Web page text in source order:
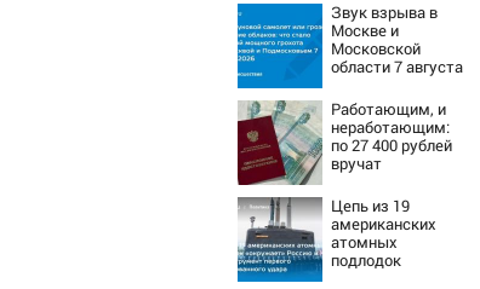
Звук взрыва в
Москве и
Московской
области 7 августа
Причины,
источник, откуда
был громкий
хлопок
Работающим, и
неработающим:
по 27 400 рублей
вручат
сентябре -
PrimaMedia.ru
Цепь из 19
американских
атомных
подлодок